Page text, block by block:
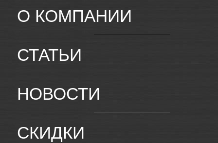
О КОМПАНИИ
СТАТЬИ
НОВОСТИ
СКИДКИ